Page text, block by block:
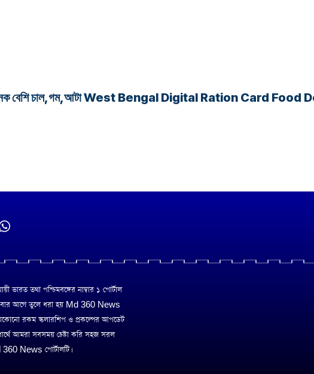
অনেক বেশি চাল,গম,আটা West Bengal Digital Ration Card
তথা পশ্চিমবঙ্গের নাম্বার ১ পোর্টাল
আগে তুলে ধরা হয় Md 360 News
যেকোনো রকম স্কলারশিপ ও প্রকল্পের আপডেট
আমরা সবসময় চেষ্টা করি সহজ সরল
News পোর্টালটি।